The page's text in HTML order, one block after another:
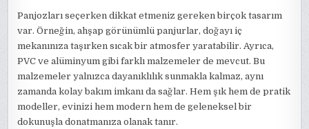
Panjozları seçerken dikkat etmeniz gereken birçok tasarım
var. Örneğin, ahşap görünümlü panjurlar, doğayı iç
mekanınıza taşırken sıcak bir atmosfer yaratabilir. Ayrıca,
PVC ve alüminyum gibi farklı malzemeler de mevcut. Bu
malzemeler yalnızca dayanıklılık sunmakla kalmaz, aynı
zamanda kolay bakım imkanı da sağlar. Hem şık hem de pratik
modeller, evinizi hem modern hem de geleneksel bir
dokunuşla donatmanıza olanak tanır.